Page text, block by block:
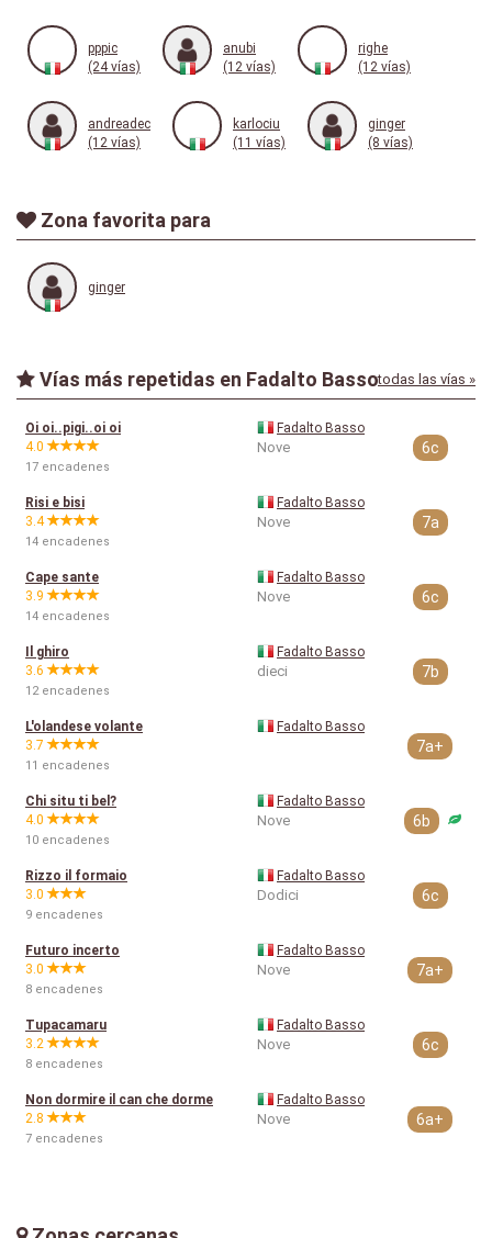
pppic
(24 vías)
anubi
(12 vías)
righe
(12 vías)
andreadec
(12 vías)
karlociu
(11 vías)
ginger
(8 vías)
Zona favorita para
ginger
Vías más repetidas en Fadalto Bassotodas las vías »
Oi oi..pigi..oi oi
4.0
17 encadenes
Fadalto Basso
Nove 6c
Risi e bisi
3.4
14 encadenes
Fadalto Basso
Nove 7a
Cape sante
3.9
14 encadenes
Fadalto Basso
Nove 6c
Il ghiro
3.6
12 encadenes
Fadalto Basso
dieci 7b
L'olandese volante
3.7
11 encadenes
Fadalto Basso
7a+
Chi situ ti bel?
4.0
10 encadenes
Fadalto Basso
Nove 6b
Rizzo il formaio
3.0
9 encadenes
Fadalto Basso
Dodici 6c
Futuro incerto
3.0
8 encadenes
Fadalto Basso
Nove 7a+
Tupacamaru
3.2
8 encadenes
Fadalto Basso
Nove 6c
Non dormire il can che dorme
2.8
7 encadenes
Fadalto Basso
Nove 6a+